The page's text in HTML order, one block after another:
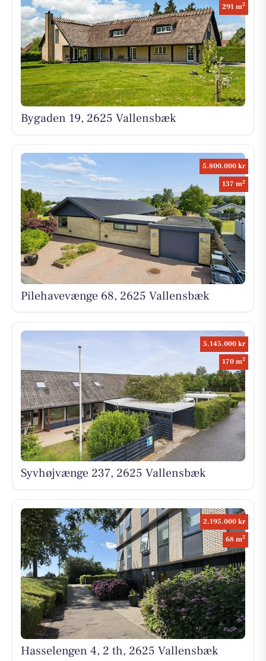
291 m2
Bygaden 19, 2625 Vallensbæk
5.800.000 kr
137 m2
Pilehavevænge 68, 2625 Vallensbæk
5.145.000 kr
170 m2
Syvhøjvænge 237, 2625 Vallensbæk
2.195.000 kr
68 m2
Hasselengen 4, 2 th, 2625 Vallensbæk